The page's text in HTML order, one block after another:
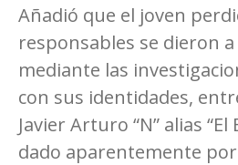
Añadió que el joven
responsables se dieron
mediante las
con sus identidades,
Javier Arturo “N” alias
dado aparentemente